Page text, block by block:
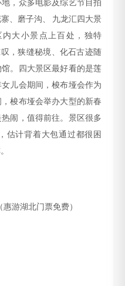
，众多电影及综艺节目拍
寨、磨子沟、
九龙汇四大景
内 大小景点上百处， 独特
，狭缝秘境、化石古迹随
。四大景区最好看的是莲
儿会期间，梭布垭会作为
梭布垭会举办大型的新春
闹，值得前往。景区很多
估计背着大包通过都很困
惠游湖北门票免费）